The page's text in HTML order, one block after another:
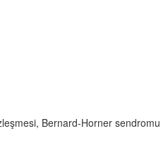
Bernard-Horner sendromu